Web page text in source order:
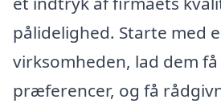
pålidelighed. Starte med
virksomheden, lad dem
præferencer, og få